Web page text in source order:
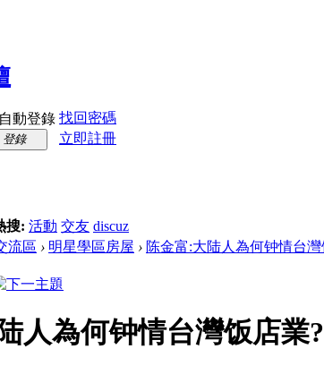
自動登錄 找回密碼
登錄
立即註冊
搜: 活動 交友 discuz
流區 › 明星學區房屋 › 陈金富:大陆人為何钟情台灣
人為何钟情台灣饭店業?